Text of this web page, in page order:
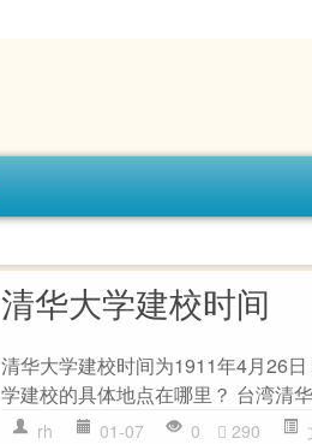
清华大学建校时间
清华大学建校时间为1911年4月26
学建校的具体地点在哪里？ 台湾清
rh 01-07 0 290